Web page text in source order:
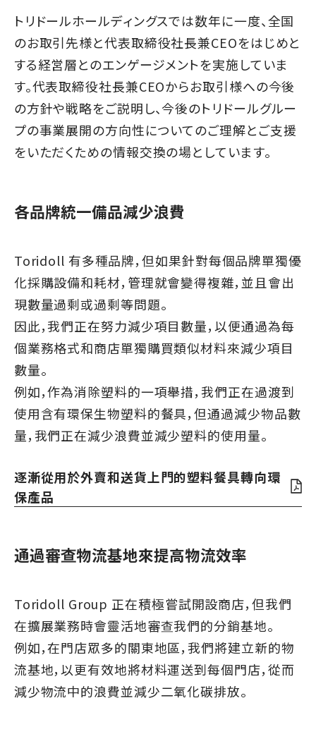
トリドールホールディングスでは数年に一度、全国
のお取引先様と代表取締役社長兼CEOをはじめと
する経営層とのエンゲージメントを実施していま
す。代表取締役社長兼CEOからお取引様への今後
の方針や戦略をご説明し、今後のトリドールグルー
プの事業展開の方向性についてのご理解とご支援
をいただくための情報交換の場としています。
各品牌統一備品減少浪費
Toridoll 有多種品牌，但如果針對每個品牌單獨優
化採購設備和耗材，管理就會變得複雜，並且會出
現數量過剩或過剩等問題。
因此，我們正在努力減少項目數量，以便通過為每
個業務格式和商店單獨購買類似材料來減少項目
數量。
例如，作為消除塑料的一項舉措，我們正在過渡到
使用含有環保生物塑料的餐具，但通過減少物品數
量，我們正在減少浪費並減少塑料的使用量。
逐漸從用於外賣和送貨上門的塑料餐具轉向環
保產品
通過審查物流基地來提高物流效率
Toridoll Group 正在積極嘗試開設商店，但我們
在擴展業務時會靈活地審查我們的分銷基地。
例如，在門店眾多的關東地區，我們將建立新的物
流基地，以更有效地將材料運送到每個門店，從而
減少物流中的浪費並減少二氧化碳排放。